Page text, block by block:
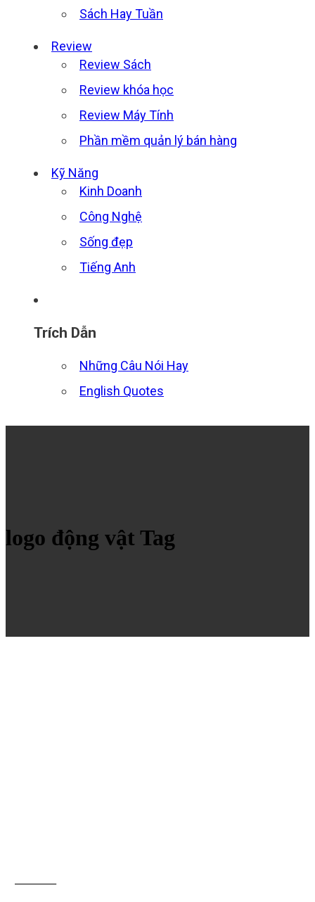
Sách Hay Tuần
Review
Review Sách
Review khóa học
Review Máy Tính
Phần mềm quản lý bán hàng
Kỹ Năng
Kinh Doanh
Công Nghệ
Sống đẹp
Tiếng Anh
Trích Dẫn
Những Câu Nói Hay
English Quotes
logo động vật Tag